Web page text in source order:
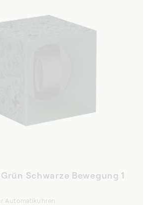
Schwarze Bewegung 1
Automatikuhren